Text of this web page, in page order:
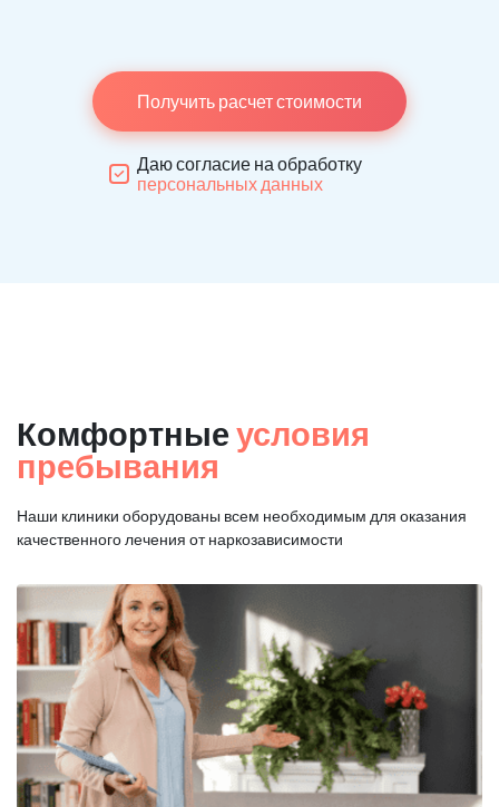
Получить расчет стоимости
Даю согласие на обработку
персональных данных
Комфортные условия
пребывания
Наши клиники оборудованы всем необходимым для оказания
качественного лечения от наркозависимости